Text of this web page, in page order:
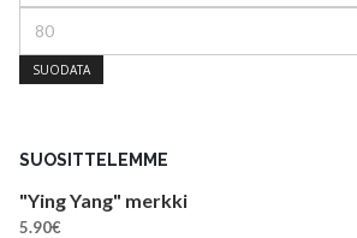
SUODATA
SUOSITTELEMME
"Ying Yang" merkki
5.90€